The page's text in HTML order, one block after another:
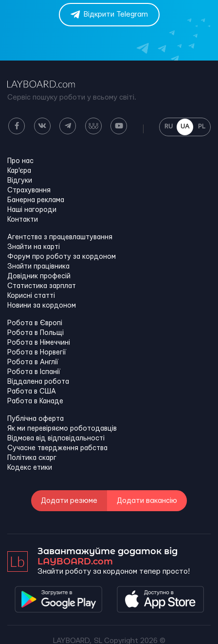
Відкрити Telegram
Сервіс пошуку роботи у всьому світі.
RU UA PL
Про нас
Кар'єра
Відгуки
Страхування
Банерна реклама
Наші нагороди
Контакти
Агентства з працевлаштування
Знайти на карті
Форум про роботу за кордоном
Знайти працівника
Довідник професій
Статистика зарплат
Корисні статті
Новини за кордоном
Робота в Європі
Робота в Польщі
Робота в Німеччині
Робота в Норвегії
Робота в Англії
Робота в Іспанії
Віддалена робота
Работа в США
Работа в Канадe
Публічна оферта
Як ми перевіряємо роботодавців
Відмова від відповідальності
Сучасне твердження рабства
Політика скарг
Кодекс етики
Додати резюме Додати вакансію
Завантажуйте додаток від
LAYBOARD.com
Знайти роботу за кордоном тепер просто!
LAYBOARD, SL Copyright 2026 ©